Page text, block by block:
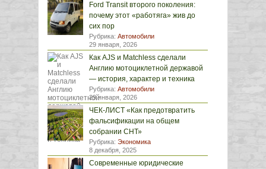
Ford Transit второго поколения:
почему этот «работяга» жив до
сих пор
Рубрика: Автомобили
29 января, 2026
Как AJS и Matchless сделали
Англию мотоциклетной державой
— история, характер и техника
Рубрика: Автомобили
29 января, 2026
ЧЕК-ЛИСТ «Как предотвратить
фальсификации на общем
собрании СНТ»
Рубрика: Экономика
8 декабря, 2025
Современные юридические